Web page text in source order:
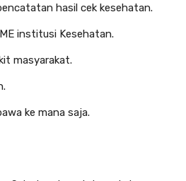
hasil cek kesehatan.
institusi Kesehatan.
masyarakat.
ke mana saja.